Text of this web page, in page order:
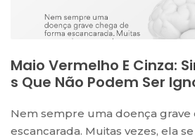
Maio Vermelho E Cinza:
S Que Não Podem Ser
Nem sempre uma doença grave
escancarada. Muitas vezes, ela